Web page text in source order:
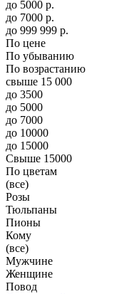
до 5000 р.
до 7000 р.
до 999 999 р.
По цене
По убыванию
По возрастанию
свыше 15 000
до 3500
до 5000
до 7000
до 10000
до 15000
Свыше 15000
По цветам
(все)
Розы
Тюльпаны
Пионы
Кому
(все)
Мужчине
Женщине
Повод